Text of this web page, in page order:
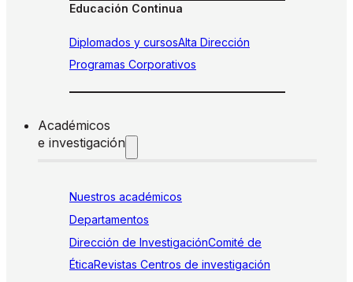
Educación Continua
Diplomados y cursosAlta Dirección
Programas Corporativos
Académicos
e investigación
Nuestros académicos
Departamentos
Dirección de InvestigaciónComité de
ÉticaRevistas Centros de investigación